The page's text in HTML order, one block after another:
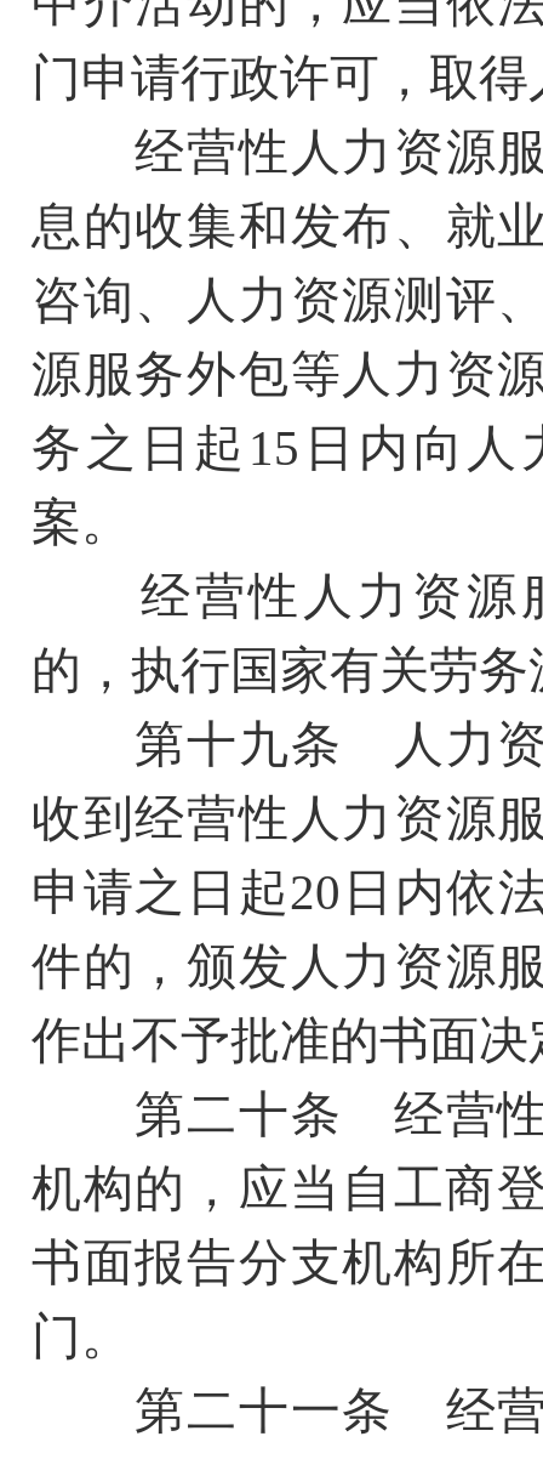
门申请行政许可，取
经营性人力资源服
息的收集和发布、就
咨询、人力资源测评
源服务外包等人力资
务之日起15日内向
案。
经营性人力资源
的，执行国家有关劳
第十九条 人力资
收到经营性人力资源
申请之日起20日内依
件的，颁发人力资源
作出不予批准的书面
第二十条 经营性
机构的，应当自工商
书面报告分支机构所
门。
第二十一条 经营